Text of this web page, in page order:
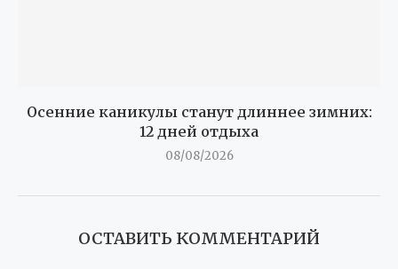
Осенние каникулы станут длиннее зимних:
12 дней отдыха
08/08/2026
ОСТАВИТЬ КОММЕНТАРИЙ